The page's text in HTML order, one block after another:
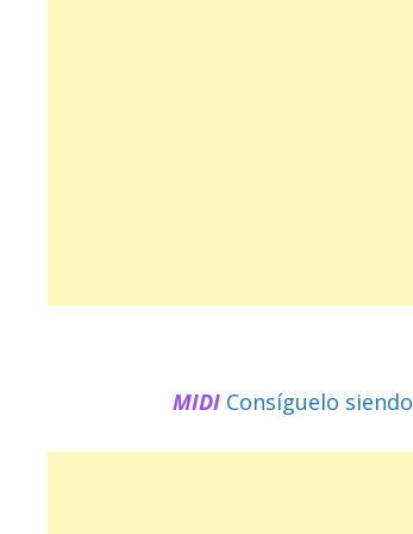
MIDI Consíguelo siendo